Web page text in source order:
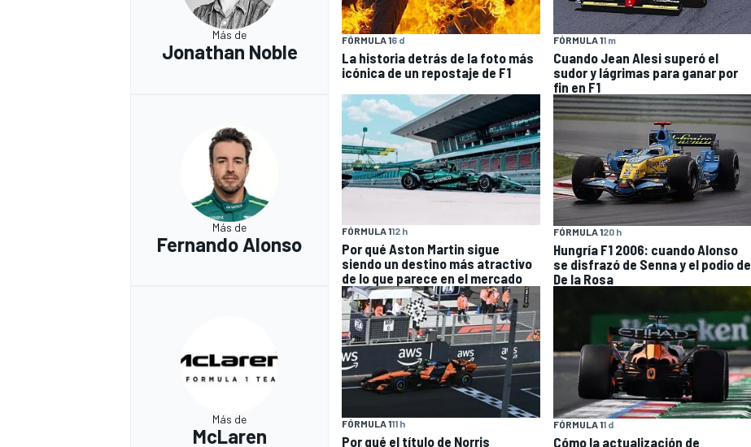
Más de
Jonathan Noble
FÓRMULA 16 d
La historia detrás de la foto más
icónica de un repostaje de F1
FÓRMULA 11 m
Cuando Jean Alesi superó el
sudor y lágrimas para ganar por
fin en F1
Más de
Fernando Alonso
FÓRMULA 112 h
Por qué Aston Martin sigue
siendo un destino más atractivo
de lo que parece en el mercado
FÓRMULA 120 h
Hungría F1 2006: cuando Alonso
se disfrazó de Senna y el podio de
De la Rosa
Más de
McLaren
FÓRMULA 111 h
Por qué el título de Norris
FÓRMULA 11 d
Cómo la actualización de